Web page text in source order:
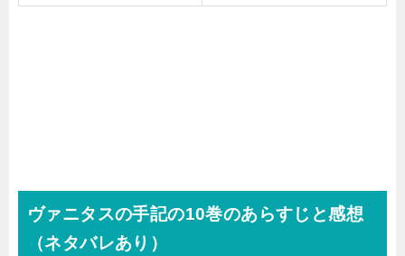
ヴァニタスの手記の10巻のあらすじと感想
（ネタバレあり）